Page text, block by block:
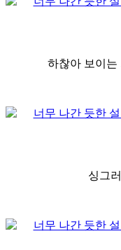
하찮아 보이는
싱그